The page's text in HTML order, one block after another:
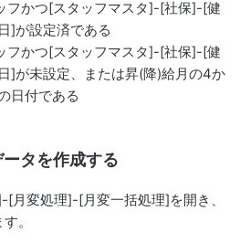
フかつ[スタッフマスタ]-[社保]-[健
]が設定済である
フかつ[スタッフマスタ]-[社保]-[健
]が未設定、または昇(降)給月の4か
日付である
タを作成する
月変処理]-[月変一括処理]を開き、
。